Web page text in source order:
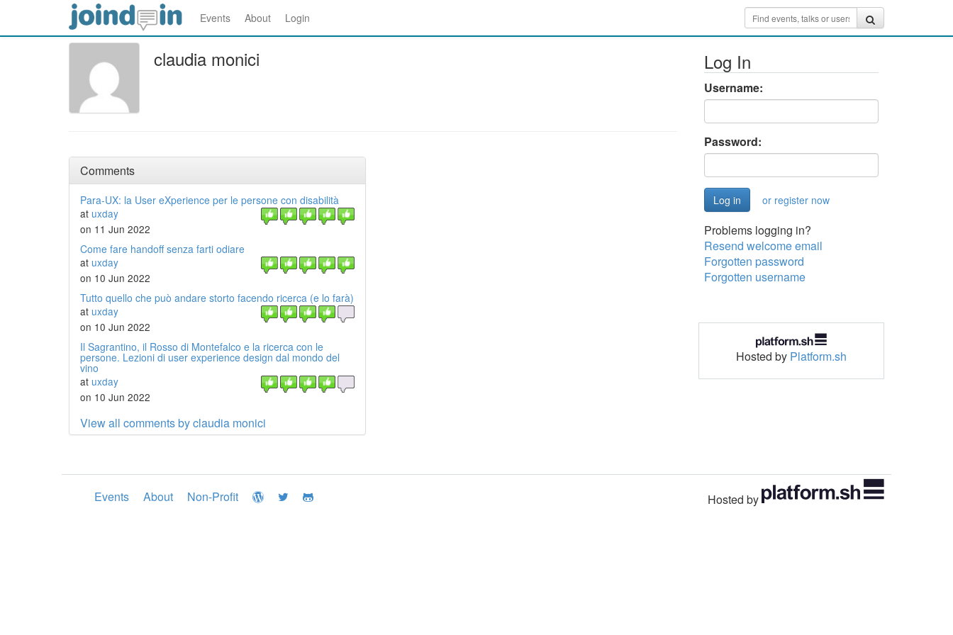
Events About Login
claudia monici
Comments
Para-UX: la User eXperience per le persone con disabilità
at uxday
on 11 Jun 2022
Come fare handoff senza farti odiare
at uxday
on 10 Jun 2022
Tutto quello che può andare storto facendo ricerca (e lo farà)
at uxday
on 10 Jun 2022
Il Sagrantino, il Rosso di Montefalco e la ricerca con le
persone. Lezioni di user experience design dal mondo del
vino
at uxday
on 10 Jun 2022
View all comments by claudia monici
Log In
Username:
Password:
or register now
Problems logging in?
Resend welcome email
Forgotten password
Forgotten username
Hosted by Platform.sh
Events About Non-Profit Hosted by